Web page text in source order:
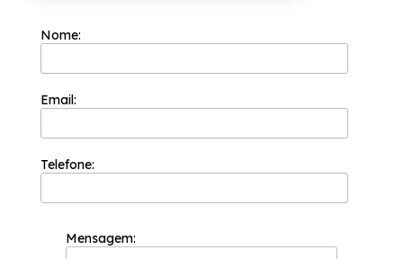
alumínio branco sala Vila Medeiros? A
Esquadriflex oferece a melhor solução no
disponibilizados, é possível encontrar: Janela
Basculante de Alumínio para Banheiro,
Janela de Alumínio para Sala, entre outros.
esclarecer suas dúvidas, estamos à sua
Nome:
Email:
Telefone:
Mensagem: